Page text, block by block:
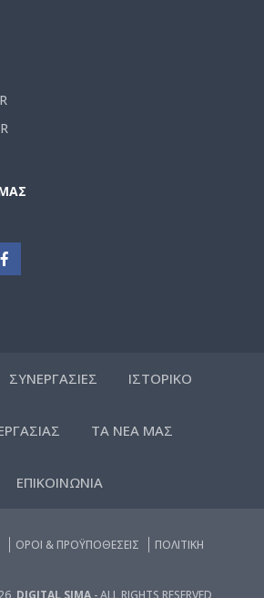
ΣΥΝΕΡΓΑΣΙΕΣ ΙΣΤΟΡΙΚΟ
ΤΑ ΝΕΑ ΜΑΣ
ΕΠΙΚΟΙΝΩΝΙΑ
ΟΡΟΙ & ΠΡΟΫΠΟΘΕΣΕΙΣ
ΠΟΛΙΤΙΚΗ
DIGITAL SIMA- ALL RIGHTS RESERVED